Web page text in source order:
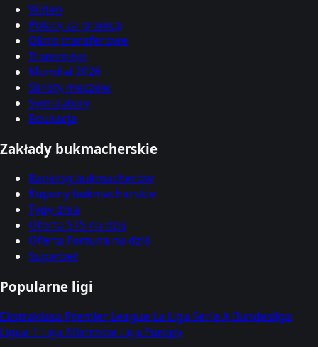
Wideo
Polacy za granicą
Okno transferowe
Transmisje
Mundial 2026
Skróty meczów
Symulatory
Edukacja
Zakłady bukmacherskie
Ranking bukmacherów
Kupony bukmacherskie
Typy dnia
Oferta STS na dziś
Oferta Fortuna na dziś
Superbet
Popularne ligi
Ekstraklasa Premier League La Liga Serie A Bundesliga
Ligue 1 Liga Mistrzów Liga Europy